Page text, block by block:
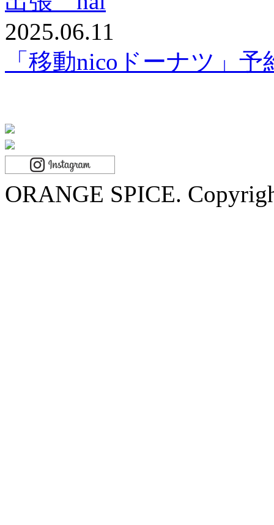
2025.06.11
「移動nicoドーナツ」
ORANGE SPICE.